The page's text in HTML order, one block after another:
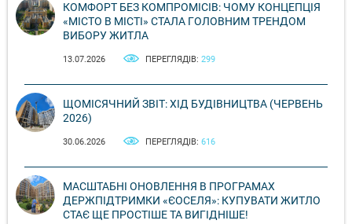
КОМФОРТ БЕЗ КОМПРОМІСІВ: ЧОМУ КОНЦЕПЦІЯ
«МІСТО В МІСТІ» СТАЛА ГОЛОВНИМ ТРЕНДОМ
ВИБОРУ ЖИТЛА
13.07.2026 ПЕРЕГЛЯДІВ: 299
ЩОМІСЯЧНИЙ ЗВІТ: ХІД БУДІВНИЦТВА (ЧЕРВЕНЬ
2026)
30.06.2026 ПЕРЕГЛЯДІВ: 616
МАСШТАБНІ ОНОВЛЕННЯ В ПРОГРАМАХ
ДЕРЖПІДТРИМКИ «ЄОСЕЛЯ»: КУПУВАТИ ЖИТЛО
СТАЄ ЩЕ ПРОСТІШЕ ТА ВИГІДНІШЕ!